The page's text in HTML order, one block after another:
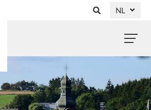
NL
FR
EN